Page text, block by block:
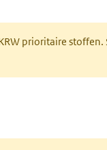
prioritaire